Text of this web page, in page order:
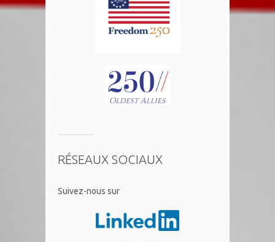
RÉSEAUX SOCIAUX
​Suivez-nous sur